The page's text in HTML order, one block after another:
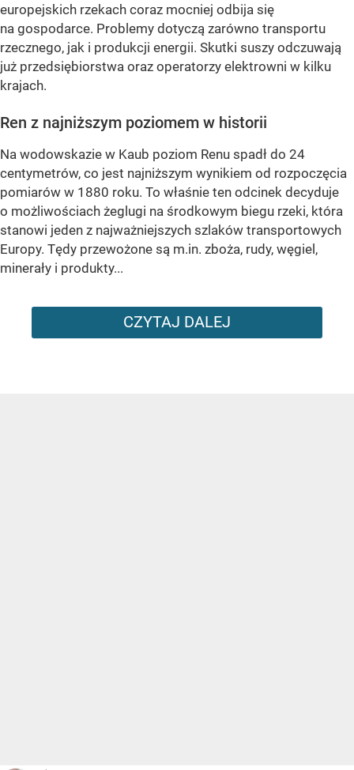
europejskich rzekach coraz mocniej odbija się
na gospodarce. Problemy dotyczą zarówno transportu
rzecznego, jak i produkcji energii. Skutki suszy odczuwają
już przedsiębiorstwa oraz operatorzy elektrowni w kilku
krajach.
Ren z najniższym poziomem w historii
Na wodowskazie w Kaub poziom Renu spadł do 24
centymetrów, co jest najniższym wynikiem od rozpoczęcia
pomiarów w 1880 roku. To właśnie ten odcinek decyduje
o możliwościach żeglugi na środkowym biegu rzeki, która
stanowi jeden z najważniejszych szlaków transportowych
Europy. Tędy przewożone są m.in. zboża, rudy, węgiel,
minerały i produkty...
CZYTAJ DALEJ